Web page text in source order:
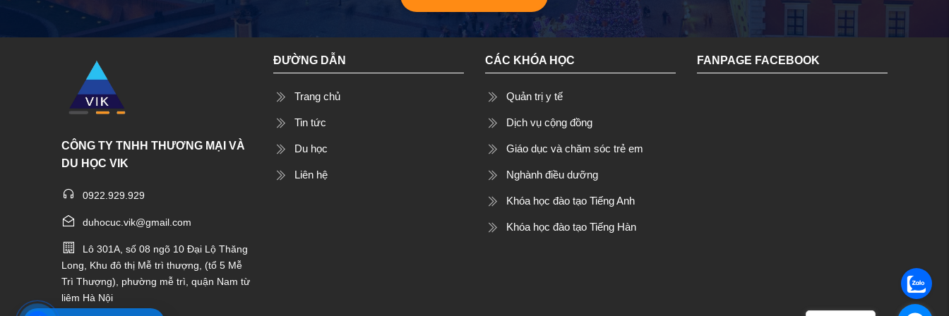
CÔNG TY TNHH THƯƠNG MẠI VÀ
DU HỌC VIK
0922.929.929
duhocuc.vik@gmail.com
Lô 301A, số 08 ngõ 10 Đại Lộ Thăng
Long, Khu đô thị Mễ trì thượng, (tổ 5 Mễ
Trì Thượng), phường mễ trì, quận Nam từ
liêm Hà Nội
ĐƯỜNG DẪN
Trang chủ
Tin tức
Du học
Liên hệ
CÁC KHÓA HỌC
Quản trị y tế
Dịch vụ cộng đồng
Giáo dục và chăm sóc trẻ em
Nghành điều dưỡng
Khóa học đào tạo Tiếng Anh
Khóa học đào tạo Tiếng Hàn
FANPAGE FACEBOOK